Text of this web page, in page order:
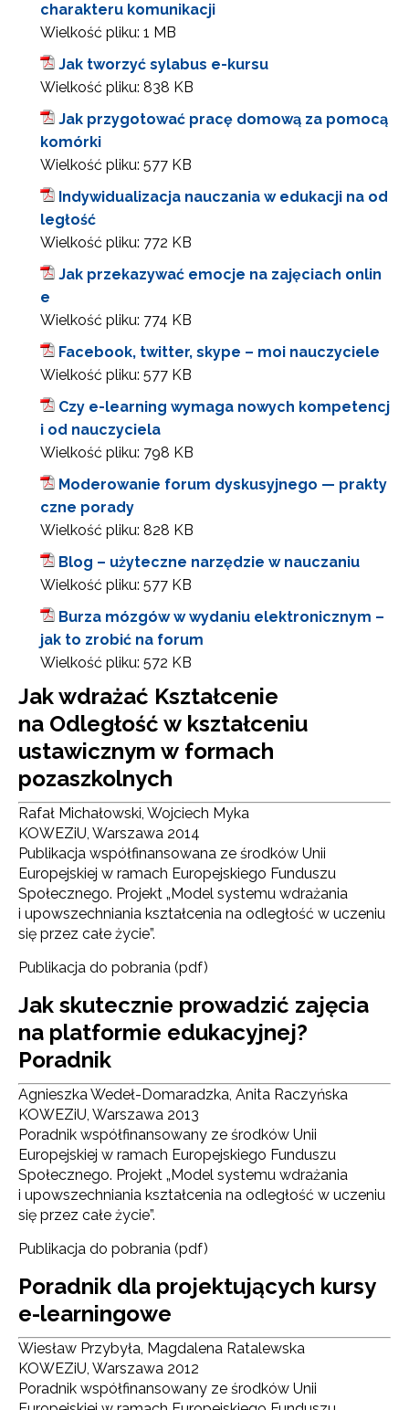
charakteru komunikacji
Wielkość pliku: 1 MB
Jak tworzyć sylabus e-kursu
Wielkość pliku: 838 KB
Jak przygotować pracę domową za pomocą
komórki
Wielkość pliku: 577 KB
Indywidualizacja nauczania w edukacji na od
ległość
Wielkość pliku: 772 KB
Jak przekazywać emocje na zajęciach onlin
e
Wielkość pliku: 774 KB
Facebook, twitter, skype – moi nauczyciele
Wielkość pliku: 577 KB
Czy e-learning wymaga nowych kompetencj
i od nauczyciela
Wielkość pliku: 798 KB
Moderowanie forum dyskusyjnego — prakty
czne porady
Wielkość pliku: 828 KB
Blog – użyteczne narzędzie w nauczaniu
Wielkość pliku: 577 KB
Burza mózgów w wydaniu elektronicznym –
jak to zrobić na forum
Wielkość pliku: 572 KB
Jak wdrażać Kształcenie
na Odległość w kształceniu
ustawicznym w formach
pozaszkolnych
Rafał Michałowski, Wojciech Myka
KOWEZiU, Warszawa 2014
Publikacja współfinansowana ze środków Unii
Europejskiej w ramach Europejskiego Funduszu
Społecznego. Projekt „Model systemu wdrażania
i upowszechniania kształcenia na odległość w uczeniu
się przez całe życie”.
Publikacja do pobrania (pdf)
Jak skutecznie prowadzić zajęcia
na platformie edukacyjnej?
Poradnik
Agnieszka Wedeł-Domaradzka, Anita Raczyńska
KOWEZiU, Warszawa 2013
Poradnik współfinansowany ze środków Unii
Europejskiej w ramach Europejskiego Funduszu
Społecznego. Projekt „Model systemu wdrażania
i upowszechniania kształcenia na odległość w uczeniu
się przez całe życie”.
Publikacja do pobrania (pdf)
Poradnik dla projektujących kursy
e-learningowe
Wiesław Przybyła, Magdalena Ratalewska
KOWEZiU, Warszawa 2012
Poradnik współfinansowany ze środków Unii
Newsletter ORE
Zapisz się i bądź na bieżąco z najnowszymi
informacjami
o szkoleniach i programach.